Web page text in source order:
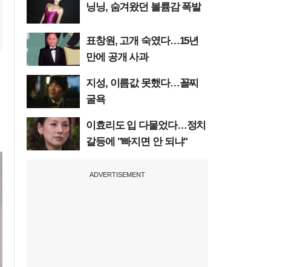
닝닝, 숨겨왔던 볼륨감 폭발
표창원, 고개 숙였다…15년
만에 공개 사과
지성, 이름값 못했다…꼴찌
굴욕
이효리도 입 다물었다…정치
갈등에 "빠지면 안 되냐"
ADVERTISEMENT